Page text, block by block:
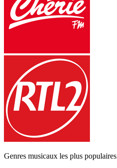
Genres musicaux les plus populaires